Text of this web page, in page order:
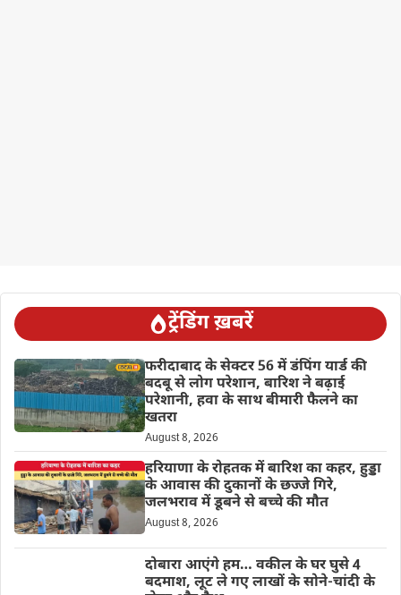
ट्रेंडिंग ख़बरें
फरीदाबाद के सेक्टर 56 में डंपिंग यार्ड की
बदबू से लोग परेशान, बारिश ने बढ़ाई
परेशानी, हवा के साथ बीमारी फैलने का
खतरा
August 8, 2026
हरियाणा के रोहतक में बारिश का कहर, हुड्डा
के आवास की दुकानों के छज्जे गिरे,
जलभराव में डूबने से बच्चे की मौत
August 8, 2026
दोबारा आएंगे हम… वकील के घर घुसे 4
बदमाश, लूट ले गए लाखों के सोने-चांदी के